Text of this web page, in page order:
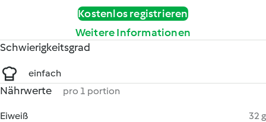
Kostenlos registrieren
Weitere Informationen
Schwierigkeitsgrad
einfach
Nährwerte pro 1 portion
Eiweiß
32 g